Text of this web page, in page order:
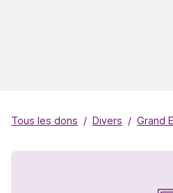
Tous les dons Divers Grand